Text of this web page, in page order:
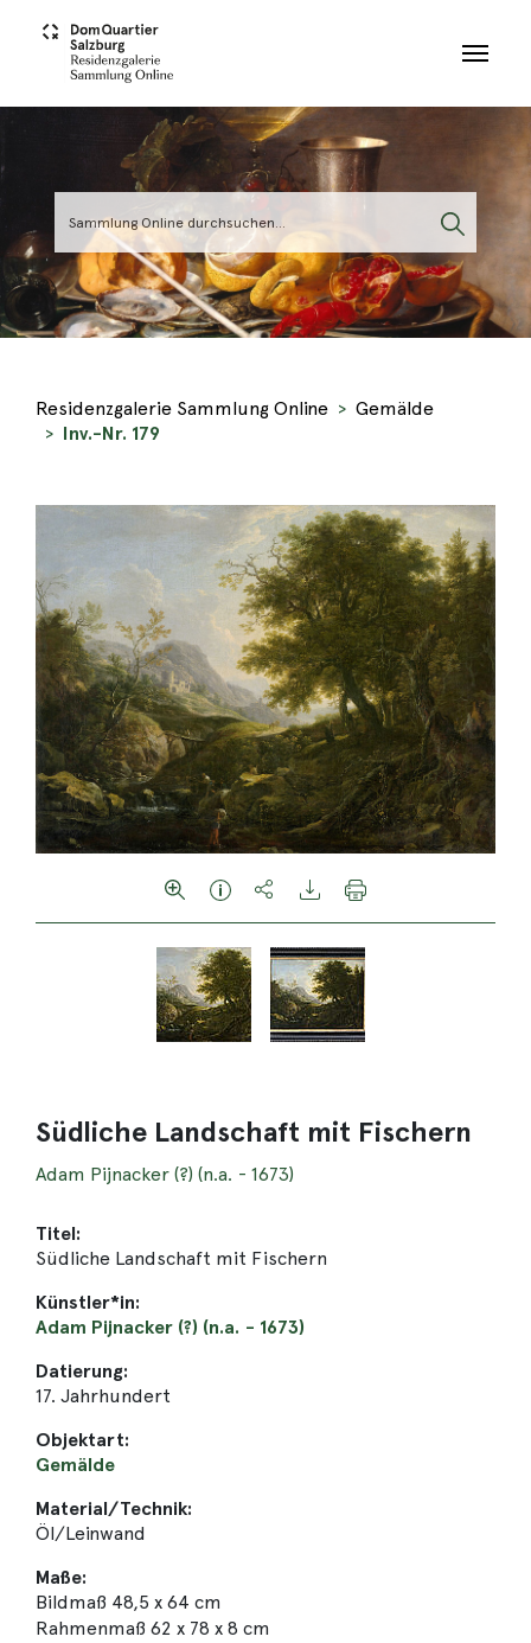
Residenzgalerie Sammlung Online
Gemälde
Inv.-Nr. 179
Südliche Landschaft mit Fischern
Adam Pijnacker (?) (n.a. - 1673)
Titel:
Südliche Landschaft mit Fischern
Künstler*in:
Adam Pijnacker (?) (n.a. - 1673)
Datierung:
17. Jahrhundert
Objektart:
Gemälde
Material/Technik:
Öl/Leinwand
Maße:
Bildmaß 48,5 x 64 cm
Rahmenmaß 62 x 78 x 8 cm